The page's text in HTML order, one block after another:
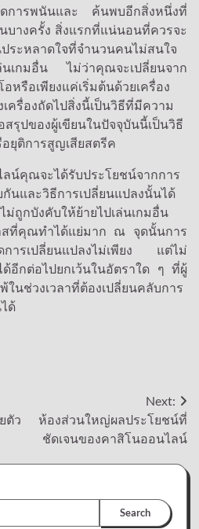
การพนันและ ค้นพบอีกสิ่งหนึ่งที่
บางครั้ง สิ่งแรกที่แน่นอนที่ควรจะ
ระหลาดใจที่จำนวนคนไม่สนใจ
นเกมอื่น ไม่ว่าคุณจะเปลี่ยนจาก
หรือเพียงแค่เริ่มต้นด้วยเครื่อง
ครื่องถัดไปสิ่งนี้เป็นวิธีที่มีความ
รุปของผู้เขียนในปัจจุบันนี้เป็นวิธี
ยุติการสูญเสียสตรีค
น์คุณจะได้รับประโยชน์จากการ
นและวิธีการเปลี่ยนแปลงนั้นได้
ม่ถูกบังคับให้ย้ายไปเล่นเกมอื่น
สที่คุณทำได้แย่มาก ณ จุดนั้นการ
ดการเปลี่ยนแปลงไม่เพียง แต่ไม่
ด้อีกต่อไปยกเว้นในอัตราใด ๆ ที่ผู้
ในช่วงเวลาที่ต้องเปลี่ยนคลับการ
ด้
ตัว
Next:
ห้องส่วนใหญ่ผลประโยชน์ที่
ชัดเจนของคาสิโนออนไลน์
Search